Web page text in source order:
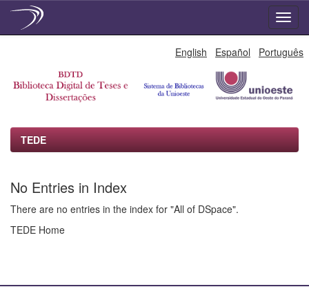
English Español Português
TEDE
No Entries in Index
There are no entries in the index for "All of DSpace".
TEDE Home